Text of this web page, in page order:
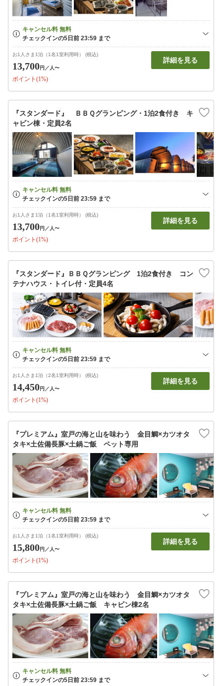
お1人さま1泊（1名1室利用時） (税込)
13,700円 ／人〜
ポイント(1%)
詳細を見る
『スタンダード』 ＢＢＱグランピング・1泊2食付き キ
ャビン棟・定員2名
お1人さま1泊（1名1室利用時） (税込)
13,700円 ／人〜
ポイント(1%)
詳細を見る
『スタンダード』ＢＢＱグランピング 1泊2食付き コン
テナハウス・トイレ付・定員4名
お1人さま1泊（2名1室利用時） (税込)
14,450円 ／人〜
ポイント(1%)
詳細を見る
『プレミアム』室戸の海と山を味わう 金目鯛×カツオタ
タキ×土佐備長豚×土鍋ご飯 ペット専用
お1人さま1泊（1名1室利用時） (税込)
15,800円 ／人〜
ポイント(1%)
詳細を見る
『プレミアム』室戸の海と山を味わう 金目鯛×カツオタ
タキ×土佐備長豚×土鍋ご飯 キャビン棟2名